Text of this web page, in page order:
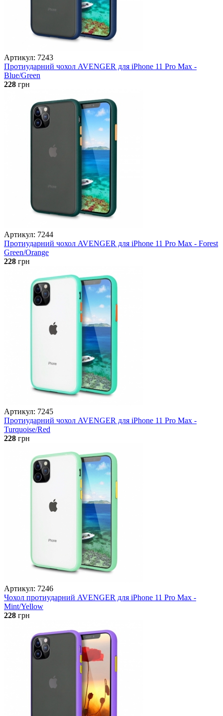
Артикул: 7243
Протиударний чохол AVENGER для iPhone 11 Pro Max -
Blue/Green
228 грн
Артикул: 7244
Протиударний чохол AVENGER для iPhone 11 Pro Max - Forest
Green/Orange
228 грн
Артикул: 7245
Протиударний чохол AVENGER для iPhone 11 Pro Max -
Turquoise/Red
228 грн
Артикул: 7246
Чохол протиударний AVENGER для iPhone 11 Pro Max -
Mint/Yellow
228 грн